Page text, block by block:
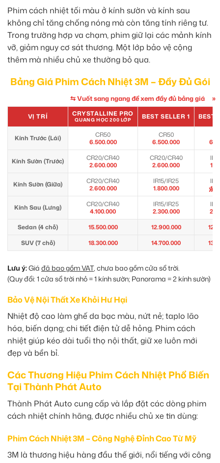
Phim cách nhiệt tối màu ở kính sườn và kính sau
không chỉ tăng chống nóng mà còn tăng tính riêng tư.
Trong trường hợp va chạm, phim giữ lại các mảnh kính
vỡ, giảm nguy cơ sát thương. Một lớp bảo vệ cộng
thêm mà nhiều chủ xe thường bỏ qua.
Bảng Giá Phim Cách Nhiệt 3M – Đầy Đủ Gói
⇆ Vuốt sang ngang để xem đầy đủ bảng giá »
»
VỊ TRÍ CRYSTALLINE PRO
QUANG HỌC 200 LỚP BEST SELLER 1 BEST
Kính Trước (Lái)
CR50
6.500.000
CR50
6.500.000
Kính Sườn (Trước)
CR20/CR40
2.600.000
CR20/CR40
2.600.000
Kính Sườn (Giữa)
CR20/CR40
2.600.000
IR15/IR25
1.800.000
Kính Sau (Lưng)
CR20/CR40
4.100.000
IR15/IR25
2.300.000
Sedan (4 chỗ)
15.500.000 12.900.000
SUV (7 chỗ)
18.300.000 14.700.000
Lưu ý:Giá đã bao gồm VAT, chưa bao gồm cửa sổ trời.
(Quy đổi: 1 cửa sổ trời nhỏ = 1 kính sườn; Panorama = 2 kính sườn)
Bảo Vệ Nội Thất Xe Khỏi Hư Hại
Nhiệt độ cao làm ghế da bạc màu, nứt nẻ; taplo lão
hóa, biến dạng; chi tiết điện tử dễ hỏng. Phim cách
nhiệt giúp kéo dài tuổi thọ nội thất, giữ xe luôn mới
đẹp và bền bỉ.
Các Thương Hiệu Phim Cách Nhiệt Phổ Biến
Tại Thành Phát Auto
Thành Phát Auto cung cấp và lắp đặt các dòng phim
cách nhiệt chính hãng, được nhiều chủ xe tin dùng:
Phim Cách Nhiệt 3M – Công Nghệ Đỉnh Cao Từ Mỹ
3M là thương hiệu hàng đầu thế giới, nổi tiếng với công